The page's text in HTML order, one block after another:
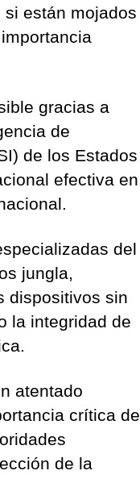
están mojados
gracias a
de
de los Estados
efectiva en
del
jungla,
dispositivos sin
la integridad de
atentado
crítica de
de la